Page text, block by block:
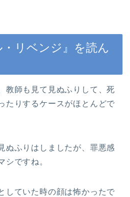
・リベンジ』を読ん
教師も見て見ぬふりして、死
たりするケースがほとんどで
ぬふりはしましたが、罪悪感
シですね。
していた時の顔は怖かったで